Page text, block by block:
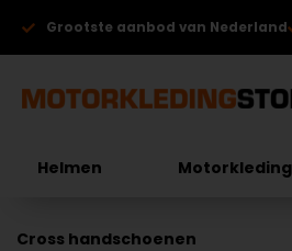
Grootste aanbod van Nederland
Helmen Motorkleding
Cross handschoenen